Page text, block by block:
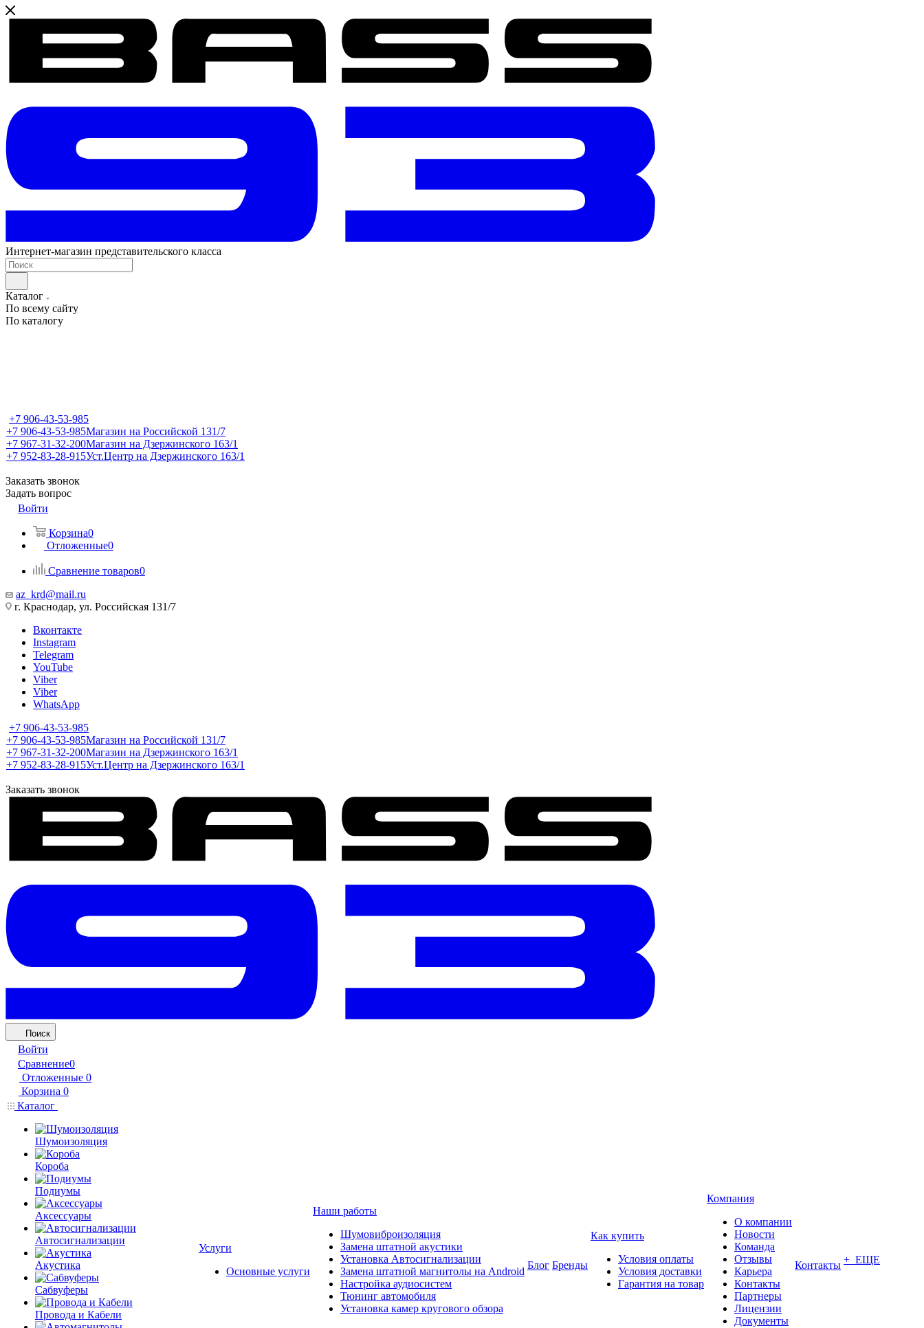
Интернет-магазин представительского класса
Каталог
По всему сайту
По каталогу
+7 906-43-53-985
+7 906-43-53-985Магазин на Российской 131/7
+7 967-31-32-200Магазин на Дзержинского 163/1
+7 952-83-28-915Уст.Центр на Дзержинского 163/1
Заказать звонок
Задать вопрос
Войти
Корзина0
Отложенные0
Сравнение товаров0
az_krd@mail.ru
г. Краснодар, ул. Российская 131/7
Вконтакте
Instagram
Telegram
YouTube
Viber
Viber
WhatsApp
+7 906-43-53-985
+7 906-43-53-985Магазин на Российской 131/7
+7 967-31-32-200Магазин на Дзержинского 163/1
+7 952-83-28-915Уст.Центр на Дзержинского 163/1
Заказать звонок
Поиск
Войти
Сравнение0
Отложенные 0
Корзина 0
Каталог
Шумоизоляция
Короба
Подиумы
Аксессуары
Автосигнализации
Акустика
Сабвуферы
Провода и Кабели
Услуги
Основные услуги
Наши работы
Шумовиброизоляция
Замена штатной акустики
Установка Автосигнализации
Замена штатной магнитолы на Android
Настройка аудиосистем
Тюнинг автомобиля
Установка камер кругового обзора
Блог Бренды
Как купить
Условия оплаты
Условия доставки
Гарантия на товар
Компания
О компании
Новости
Команда
Отзывы
Карьера
Контакты
Партнеры
Лицензии
Документы
Контакты + ЕЩЕ